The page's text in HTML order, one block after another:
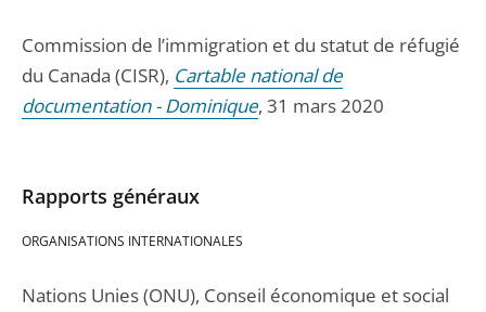
Commission de l’immigration et du statut de réfugié
du Canada (CISR), Cartable national de
documentation - Dominique, 31 mars 2020
Rapports généraux
ORGANISATIONS INTERNATIONALES
Nations Unies (ONU), Conseil économique et social